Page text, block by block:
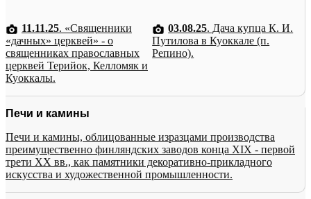
11.11.25. «Священники
«дачных» церквей» - о
священниках православных
церквей Терийок, Келломяк и
Куоккалы.
03.08.25. Дача купца К. И.
Путилова в Куоккале (п.
Репино).
Печи и камины
Печи и камины, облицованные изразцами производства
преимущественно финляндских заводов конца XIX - первой
трети XX вв., как памятники декоративно-прикладного
искусства и художественной промышленности.